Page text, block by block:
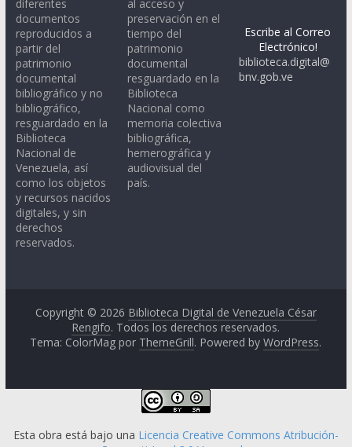
diferentes
documentos
reproducidos a
partir del
patrimonio
documental
bibliográfico y no
bibliográfico,
resguardado en la
Biblioteca
Nacional de
Venezuela, así
como los objetos
y recursos nacidos
digitales, y sin
derechos
reservados.
al acceso y
preservación en el
tiempo del
patrimonio
documental
resguardado en la
Biblioteca
Nacional como
memoria colectiva
bibliográfica,
hemerográfica y
audiovisual del
país.
Escribe al Correo
Electrónico!
biblioteca.digital@
bnv.gob.ve
Copyright © 2026 Biblioteca Digital de Venezuela César
Rengifo. Todos los derechos reservados.
Tema: ColorMag por ThemeGrill. Powered byWordPress.
Esta obra está bajo una Licencia Creative Commons Atribución-